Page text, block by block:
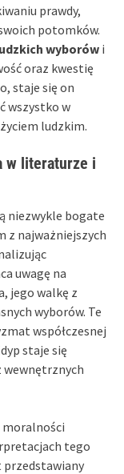
prawdy,
potomków.
wyborów i
oraz kwestię
staje się on
wszystko w
ludzkim.
w literaturze i
niezwykle bogate
z najważniejszych
uwagę na
jego walkę z
wyborów. Te
współczesnej
staje się
wewnętrznych
tego
przedstawiany